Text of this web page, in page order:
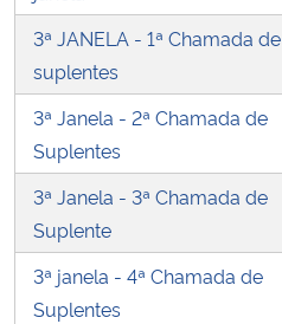
3ª JANELA - 1ª Chamada de
suplentes
3ª Janela - 2ª Chamada de
Suplentes
3ª Janela - 3ª Chamada de
Suplente
3ª janela - 4ª Chamada de
Suplentes